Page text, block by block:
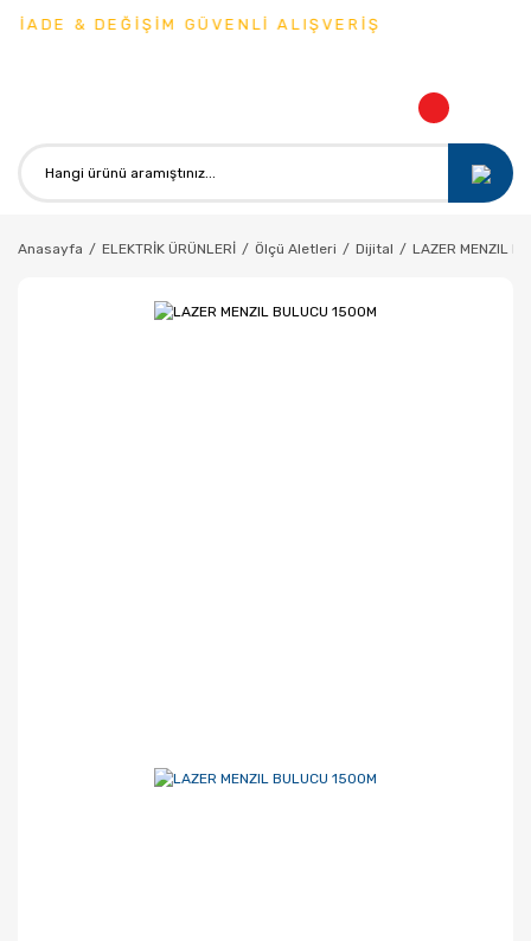
İADE & DEĞİŞİM GÜVENLİ ALIŞVERİŞ
Anasayfa ELEKTRİK ÜRÜNLERİ Ölçü Aletleri Dijital LAZER MENZIL